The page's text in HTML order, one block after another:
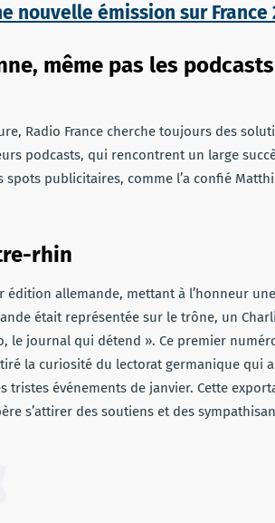
nouvelle émission sur France
même pas les
Radio France cherche toujours des
podcasts, qui rencontrent un large
publicitaires, comme l’a confié
rhin
allemande, mettant à l’honneur
était représentée sur le trône, un
le journal qui détend ». Ce premier
la curiosité du lectorat germanique qui
événements de janvier. Cette
s’attirer des soutiens et des